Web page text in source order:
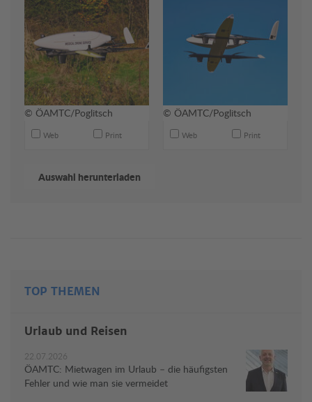
© ÖAMTC/Poglitsch
Web Print
© ÖAMTC/Poglitsch
Web Print
TOP THEMEN
Urlaub und Reisen
22.07.2026
ÖAMTC: Mietwagen im Urlaub – die häufigsten
Fehler und wie man sie vermeidet